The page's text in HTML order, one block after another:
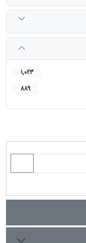
1,023
889